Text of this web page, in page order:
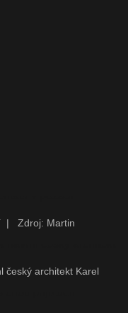
|
Zdroj: Martin
český architekt Karel